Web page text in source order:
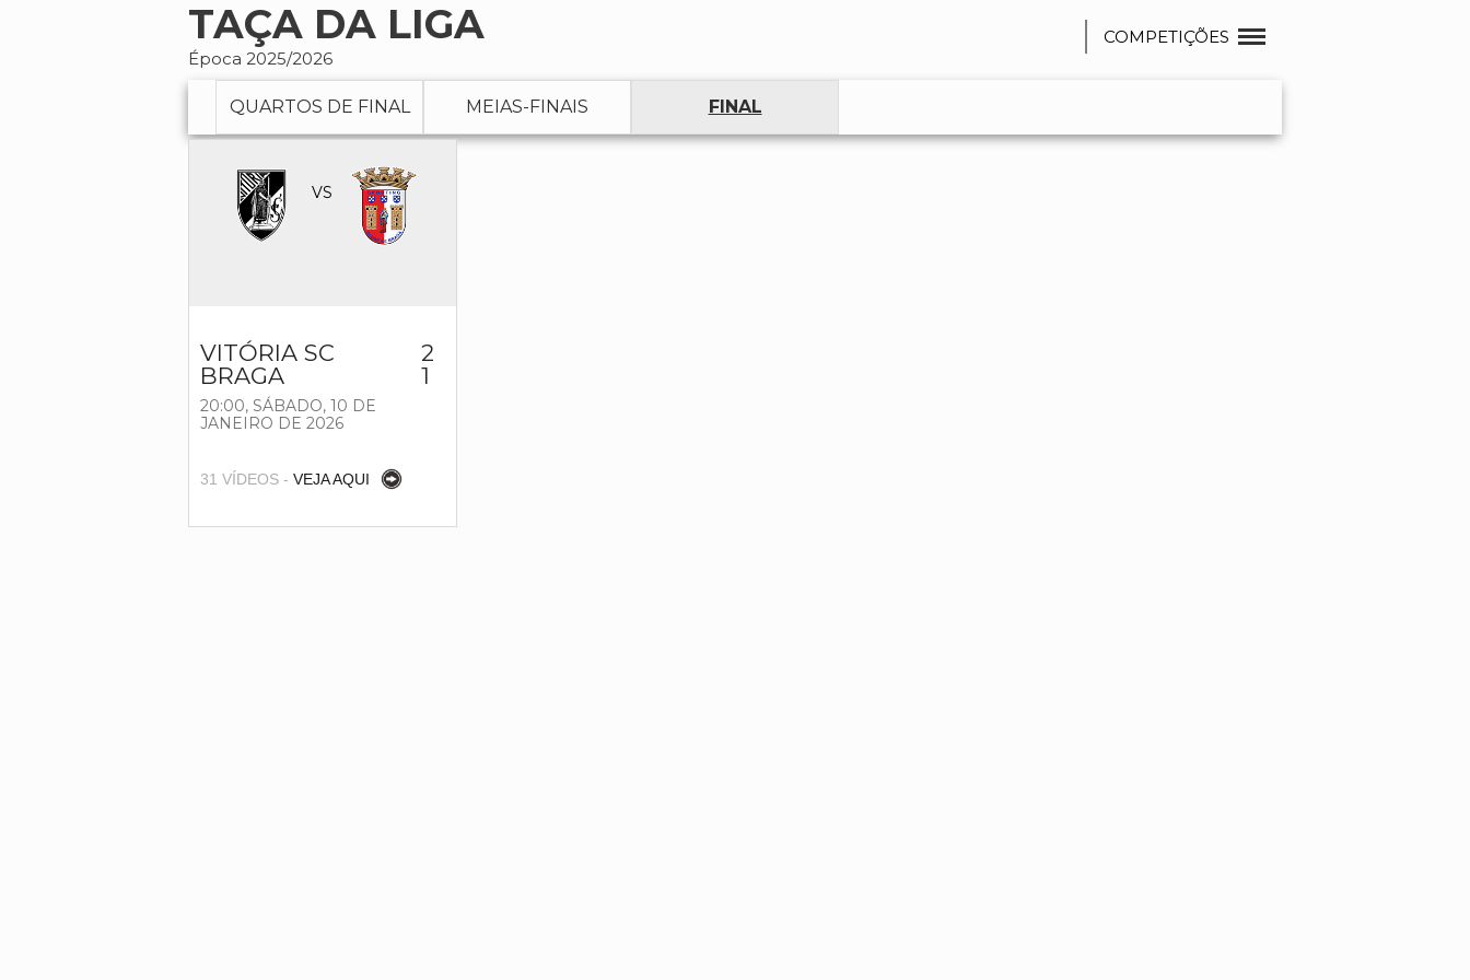
TAÇA DA LIGA
Época 2025/2026
COMPETIÇÕES
QUARTOS DE FINAL MEIAS-FINAIS FINAL
VS
VITÓRIA SC
2
BRAGA
1
20:00, SÁBADO, 10 DE
JANEIRO DE 2026
31 VÍDEOS - VEJA AQUI